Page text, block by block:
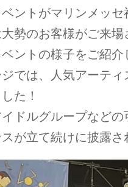
ントがマリンメッセ
勢のお客様がご来
ントの様子をご紹介
ジでは、人気アーテ
た！
ドルグループなど
が立て続けに披露さ